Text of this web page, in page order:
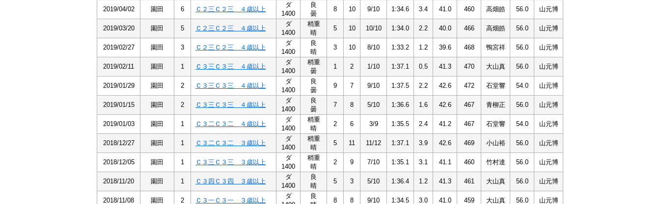
2019/04/02 園田 6 Ｃ２三Ｃ２三 ４歳以上
ダ
1400
良
曇
8 10 9/10 1:34.6 3.4 41.0 460 高畑皓 56.0 山元博
2019/03/20 園田 5 Ｃ２三Ｃ２三 ４歳以上
ダ
1400
稍重
晴
5 10 10/10 1:34.0 2.2 40.0 466 高畑皓 56.0 山元博
2019/02/27 園田 3 Ｃ２三Ｃ２三 ４歳以上
ダ
1400
良
晴
3 10 8/10 1:33.2 1.2 39.6 468 鴨宮祥 56.0 山元博
2019/02/11 園田 1 Ｃ３三Ｃ３三 ４歳以上
ダ
1400
稍重
曇
1 2 1/10 1:37.1 0.5 41.3 470 大山真 56.0 山元博
2019/01/29 園田 2 Ｃ３三Ｃ３三 ４歳以上
ダ
1400
良
曇
9 7 9/10 1:37.5 2.2 42.6 472 石堂響 54.0 山元博
2019/01/15 園田 2 Ｃ３三Ｃ３三 ４歳以上
ダ
1400
良
曇
7 8 5/10 1:36.6 1.6 42.6 467 青柳正 56.0 山元博
2019/01/03 園田 1 Ｃ３二Ｃ３二 ４歳以上
ダ
1400
稍重
晴
2 6 3/9 1:35.5 2.4 41.2 467 石堂響 54.0 山元博
2018/12/27 園田 1 Ｃ３二Ｃ３二 ３歳以上
ダ
1400
稍重
晴
5 11 11/12 1:37.1 3.9 42.6 469 小山裕 56.0 山元博
2018/12/05 園田 1 Ｃ３三Ｃ３三 ３歳以上
ダ
1400
稍重
晴
2 9 7/10 1:35.1 3.1 41.1 460 竹村達 56.0 山元博
2018/11/20 園田 1 Ｃ３四Ｃ３四 ３歳以上
ダ
1400
良
晴
5 3 5/10 1:36.4 1.2 41.3 461 大山真 56.0 山元博
2018/11/08 園田 2 Ｃ３一Ｃ３一 ３歳以上
ダ
良
8 8 9/10 1:34.5 3.0 41.0 459 大山真 56.0 山元博